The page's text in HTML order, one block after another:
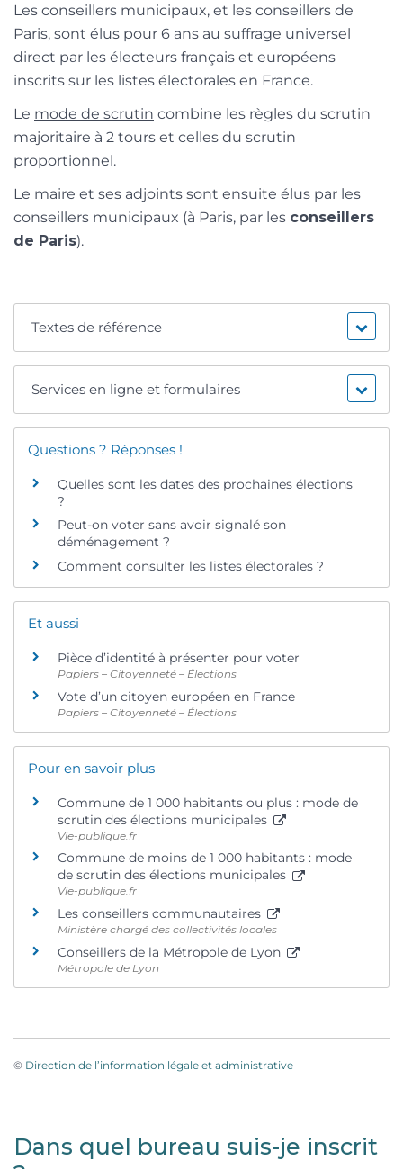
Les conseillers municipaux, et les conseillers de
Paris, sont élus pour 6 ans au suffrage universel
direct par les électeurs français et européens
inscrits sur les listes électorales en France.
Le mode de scrutin combine les règles du scrutin
majoritaire à 2 tours et celles du scrutin
proportionnel.
Le maire et ses adjoints sont ensuite élus par les
conseillers municipaux (à Paris, par les conseillers
de Paris).
Textes de référence
Services en ligne et formulaires
Questions ? Réponses !
Quelles sont les dates des prochaines élections
?
Peut-on voter sans avoir signalé son
déménagement ?
Comment consulter les listes électorales ?
Et aussi
Pièce d’identité à présenter pour voter
Papiers – Citoyenneté – Élections
Vote d’un citoyen européen en France
Papiers – Citoyenneté – Élections
Pour en savoir plus
Commune de 1 000 habitants ou plus : mode de
scrutin des élections municipales
Vie-publique.fr
Commune de moins de 1 000 habitants : mode
de scrutin des élections municipales
Vie-publique.fr
Les conseillers communautaires
Ministère chargé des collectivités locales
Conseillers de la Métropole de Lyon
Métropole de Lyon
© Direction de l’information légale et administrative
Dans quel bureau suis-je inscrit